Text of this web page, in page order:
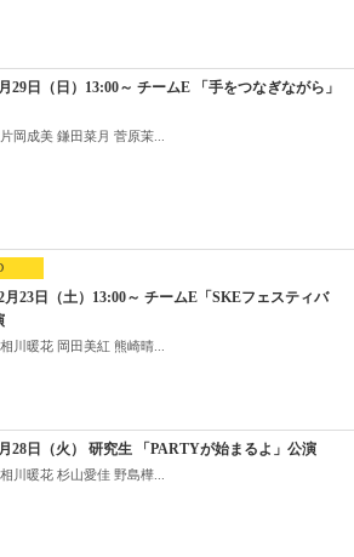
29日（日）13:00～ チームE 「手をつなぎながら」
岡成美 鎌田菜月 菅原茉...
月23日（土）13:00～ チームE「SKEフェスティバ
川暖花 岡田美紅 熊崎晴...
28日（火） 研究生 「PARTYが始まるよ」公演
川暖花 杉山愛佳 野島樺...